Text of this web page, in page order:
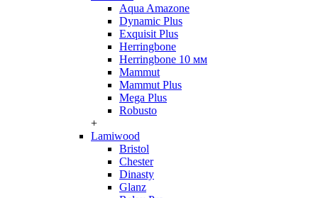
Aqua Amazone
Dynamic Plus
Exquisit Plus
Herringbone
Herringbone 10 мм
Mammut
Mammut Plus
Mega Plus
Robusto
+
Lamiwood
Bristol
Chester
Dinasty
Glanz